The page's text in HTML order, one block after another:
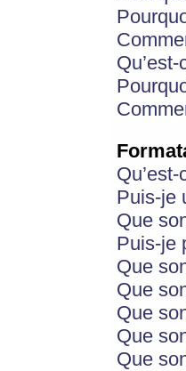
Puis-je
Que
Puis-je
Que
Que
Que
Que
Que